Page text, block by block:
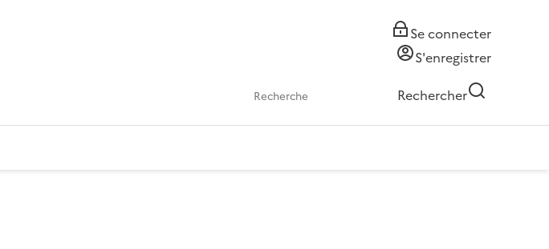
Se connecter
S'enregistrer
Rechercher